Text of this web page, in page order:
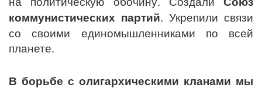
коммунистических партий. Укрепили связи
со своими единомышленниками по всей
планете.
В борьбе с олигархическими кланами мы